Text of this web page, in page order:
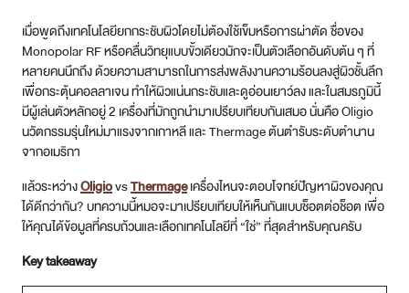
บทความ
โปรโมชั่น
รายชื่อสาขา
สาขา Siam Paragon
สาขา Stadium One
สาขา Asoke
เมื่อพูดถึงเทคโนโลยียกกระชับผิวโดยไม่ต้องใช้เข็มหรือการผ่าตัด ชื่อของ
Monopolar RF หรือคลื่นวิทยุแบบขั้วเดียวมักจะเป็นตัวเลือกอันดับต้น ๆ ที่
หลายคนนึกถึง ด้วยความสามารถในการส่งพลังงานความร้อนลงสู่ผิวชั้นลึก
เพื่อกระตุ้นคอลลาเจน ทำให้ผิวแน่นกระชับและดูอ่อนเยาว์ลง และในสมรภูมินี้
มีผู้เล่นตัวหลักอยู่ 2 เครื่องที่มักถูกนำมาเปรียบเทียบกันเสมอ นั่นคือ Oligio
นวัตกรรมรุ่นใหม่มาแรงจากเกาหลี และ Thermage ต้นตำรับระดับตำนาน
จากอเมริกา
แล้วระหว่างOligiovsThermageเครื่องไหนจะตอบโจทย์ปัญหาผิวของคุณ
ได้ดีกว่ากัน? บทความนี้หมอจะมาเปรียบเทียบให้เห็นกันแบบช็อตต่อช็อต เพื่อ
ให้คุณได้ข้อมูลที่ครบถ้วนและเลือกเทคโนโลยีที่ “ใช่” ที่สุดสำหรับคุณครับ
Key takeaway